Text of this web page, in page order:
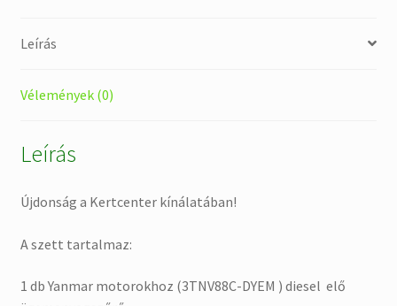
Leírás
Vélemények (0)
Leírás
Újdonság a Kertcenter kínálatában!
A szett tartalmaz:
1 db Yanmar motorokhoz (3TNV88C-DYEM ) diesel elő